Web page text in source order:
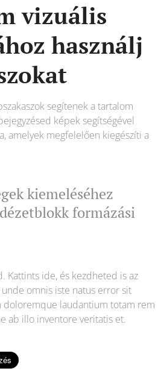
vizuális
használj
segítenek a tartalom
képek segítségével
amelyek megfelelően kiegészíti a
kiemeléséhez
formázási
Kattints ide, és kezdheted is az
omnis iste natus error sit
doloremque laudantium totam rem
ab illo inventore veritatis et.